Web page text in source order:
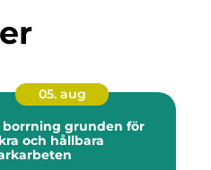
05. aug
grunden för
och hållbara